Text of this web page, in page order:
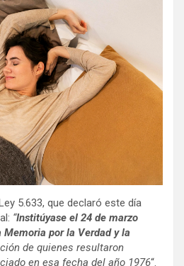
5.633, que declaró este día
“Institúyase el 24 de marzo
por la Verdad y la
de quienes resultaron
en esa fecha del año 1976“.